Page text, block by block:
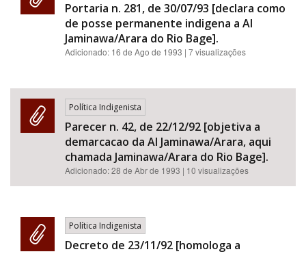
Portaria n. 281, de 30/07/93 [declara como
de posse permanente indigena a AI
Jaminawa/Arara do Rio Bage].
Adicionado: 16 de Ago de 1993 | 7 visualizações
Política Indigenista
Parecer n. 42, de 22/12/92 [objetiva a
demarcacao da AI Jaminawa/Arara, aqui
chamada Jaminawa/Arara do Rio Bage].
Adicionado:28 de Abr de 1993 | 10 visualizações
Política Indigenista
Decreto de 23/11/92 [homologa a